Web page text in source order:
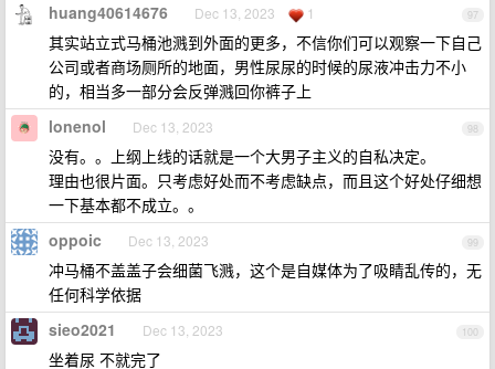
97
huang40614676 Dec 13, 2023 1
其实站立式马桶池溅到外面的更多，不信你们可以观察一下自己
公司或者商场厕所的地面，男性尿尿的时候的尿液冲击力不小
的，相当多一部分会反弹溅回你裤子上
98
lonenol Dec 13, 2023
没有。。上纲上线的话就是一个大男子主义的自私决定。
理由也很片面。只考虑好处而不考虑缺点，而且这个好处仔细想
一下基本都不成立。。
99
oppoic Dec 13, 2023
冲马桶不盖盖子会细菌飞溅，这个是自媒体为了吸睛乱传的，无
任何科学依据
100
sieo2021 Dec 13, 2023
坐着尿 不就完了